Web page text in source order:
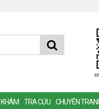
TRA CỨU CHUYÊN